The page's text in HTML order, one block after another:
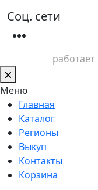
Соц. сети
Меню
Главная
Каталог
Регионы
Выкуп
Контакты
Корзина